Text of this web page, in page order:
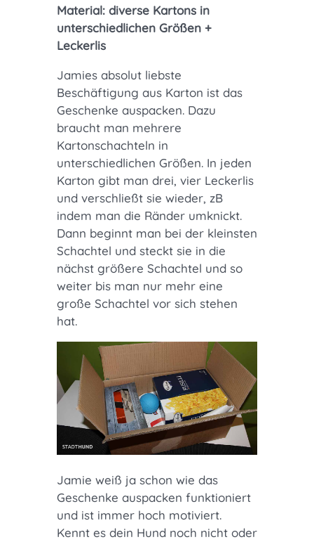
Material: diverse Kartons in
unterschiedlichen Größen +
Leckerlis
Jamies absolut liebste
Beschäftigung aus Karton ist das
Geschenke auspacken. Dazu
braucht man mehrere
Kartonschachteln in
unterschiedlichen Größen. In jeden
Karton gibt man drei, vier Leckerlis
und verschließt sie wieder, zB
indem man die Ränder umknickt.
Dann beginnt man bei der kleinsten
Schachtel und steckt sie in die
nächst größere Schachtel und so
weiter bis man nur mehr eine
große Schachtel vor sich stehen
hat.
Jamie weiß ja schon wie das
Geschenke auspacken funktioniert
und ist immer hoch motiviert.
Kennt es dein Hund noch nicht oder